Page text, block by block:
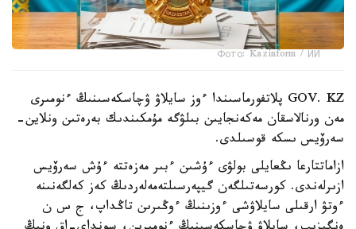
Фото: Kazinform / ИИ
GOV. KZ پلاتفورماسىندا ءوز سايلاۋ ۋچاسكەسىنىڭ ءنومىرى
مەن ورنالاسقان مەكەنجايىن بىلۋگە مۇمكىندىك بەرەتىن ونلاين-
سەرۆيس ىسكە قوسىلدى.
ازاماتتارعا ىڭعايلى بولۋى ءۇشىن ءبىر مەزەتتە ءۇش سەرۆيس
ازىرلەندى. كورسەتىلگەن گيپەرسىلتەمەلەردىڭ كەز كەلگەنىنە
ءوتۋ ارقىلى سايلاۋشى ءوزىنىڭ ءوڭىرىن تاڭداپ، ج س ن